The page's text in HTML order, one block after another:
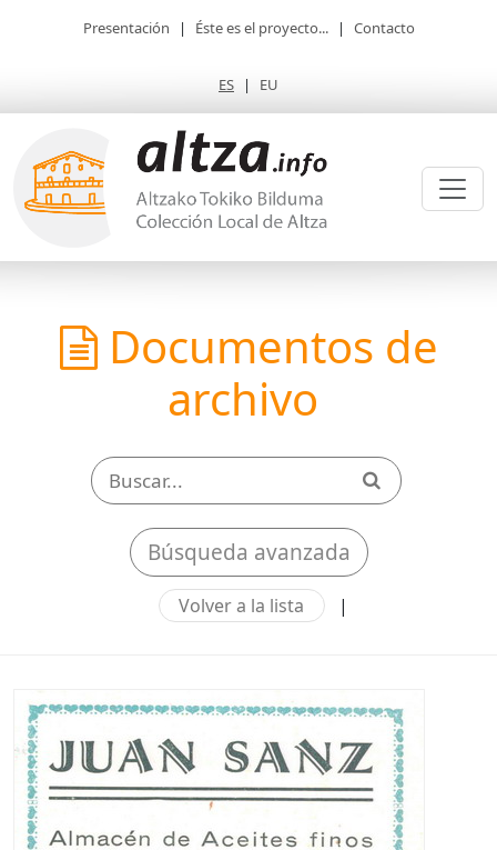
Presentación | Éste es el proyecto... | Contacto
ES | EU
Documentos de
archivo
Búsqueda avanzada
Volver a la lista |